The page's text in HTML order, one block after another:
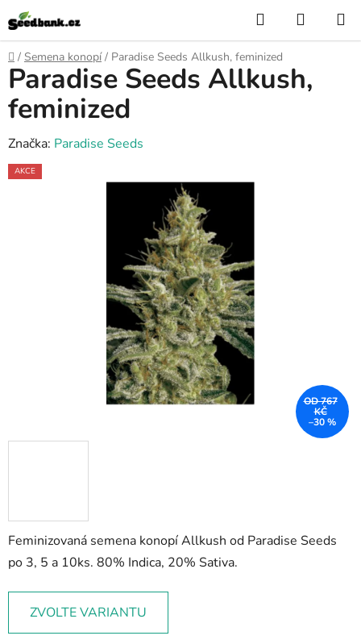
Přejít
na
obsah
Hledat
KOŠÍK
Domů
/ Semena konopí / Paradise Seeds Allkush, feminized
Feminizovaná semena konopí Allkush od Paradise Seeds
po 3, 5 a 10ks. 80% Indica, 20% Sativa.
ZVOLTE VARIANTU
Paradise Seeds Allkush,
feminized
Značka: Paradise Seeds
AKCE
OD 767
KČ
–30 %